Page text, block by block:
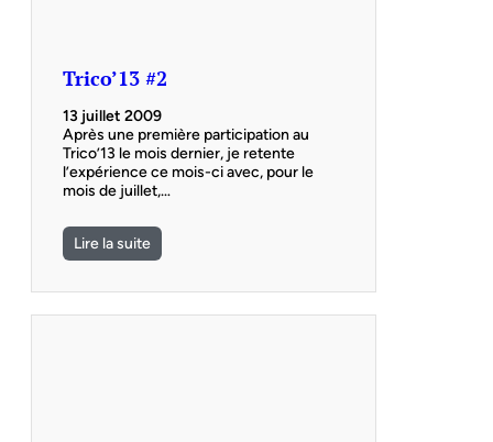
Trico’13 #2
13 juillet 2009
Après une première participation au
Trico’13 le mois dernier, je retente
l’expérience ce mois-ci avec, pour le
mois de juillet,…
Lire la suite